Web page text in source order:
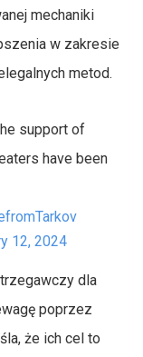
mechaniki
w zakresie
metod.
support of
have been
12, 2024
dla
poprzez
że ich cel to